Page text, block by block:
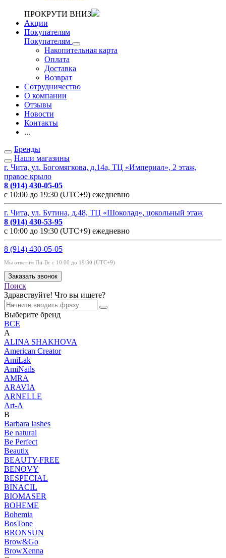
ПРОКРУТИ ВНИЗ
Акции
Покупателям
Покупателям
Накопительная карта
Оплата
Доставка
Возврат
Сотрудничество
О компании
Отзывы
Новости
Контакты
...
Бренды
Наши магазины
г. Чита, ул. Богомягкова, д.14а, ТЦ «Империал», 2 этаж,
правое крыло
8 (914) 430-05-05
с 10:00 до 19:30 (UTC+9) ежедневно
г. Чита, ул. Бутина, д.48, ТЦ «Шоколад», цокольный этаж
8 (914) 430-53-95
с 10:00 до 19:30 (UTC+9) ежедневно
8 (914) 430-05-05
Мы ответим Пн-Вс с 10:00 до 19:30 (UTC+9)
Заказать звонок
Поиск
Здравствуйте! Что вы ищете?
Выберите бренд
ВСЕ
A
ALINA SHAKHOVA
American Creator
AmiLak
AmiNails
AMRA
ARAVIA
ARNELLE
Art-A
B
Barbara lashes
Be natural
Be Perfect
Beautix
BEAUTY-FREE
BENOVY
BESPECIAL
BINACIL
BIOMASER
BOHEME
Bohemia
BosTone
BRONSUN
Brow&Go
BrowXenna